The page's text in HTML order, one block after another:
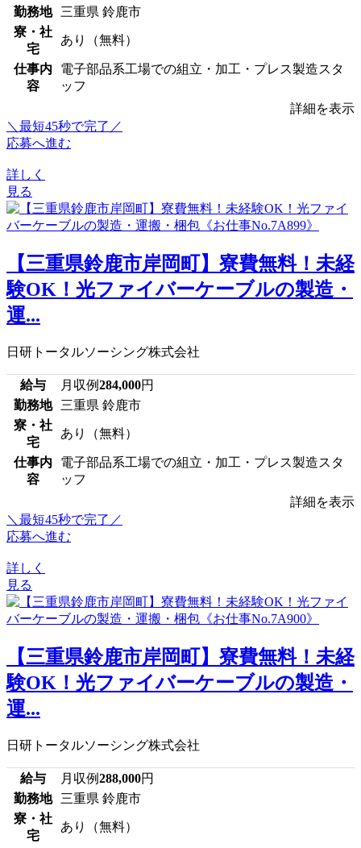
勤務地 三重県 鈴鹿市
寮・社
宅
あり（無料）
仕事内
容
電子部品系工場での組立・加工・プレス製造スタ
ッフ
詳細を表示
＼最短45秒で完了／
応募へ進む
詳しく
見る
【三重県鈴鹿市岸岡町】寮費無料！未経
験OK！光ファイバーケーブルの製造・
運...
日研トータルソーシング株式会社
給与 月収例284,000円
勤務地
三重県 鈴鹿市
寮・社
宅
あり（無料）
仕事内
容
電子部品系工場での組立・加工・プレス製造スタ
ッフ
詳細を表示
＼最短45秒で完了／
応募へ進む
詳しく
見る
【三重県鈴鹿市岸岡町】寮費無料！未経
験OK！光ファイバーケーブルの製造・
運...
日研トータルソーシング株式会社
給与 月収例288,000円
勤務地
三重県 鈴鹿市
寮・社
宅
あり（無料）